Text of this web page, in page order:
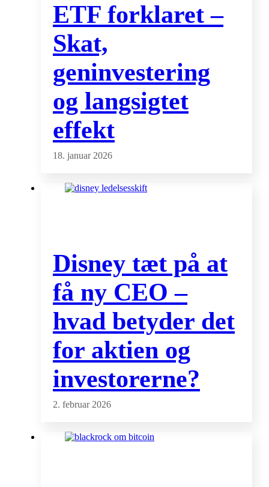
ETF forklaret –
Skat,
geninvestering
og langsigtet
effekt
18. januar 2026
Disney tæt på at
få ny CEO –
hvad betyder det
for aktien og
investorerne?
2. februar 2026